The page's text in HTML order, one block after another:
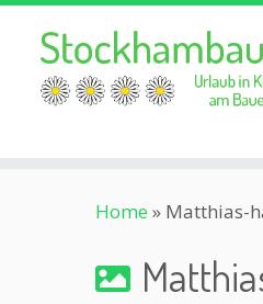
Home » Matthias-